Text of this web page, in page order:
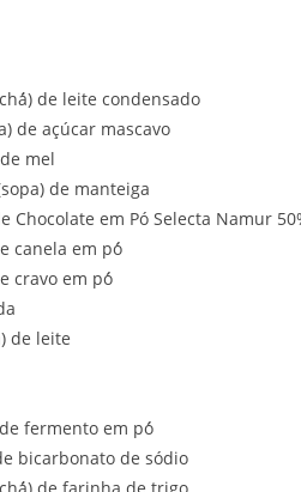
de leite condensado
de açúcar mascavo
mel
de manteiga
Chocolate em Pó Selecta Namur
canela em pó́
cravo em pó́
de leite
fermento em pó́
bicarbonato de sódio